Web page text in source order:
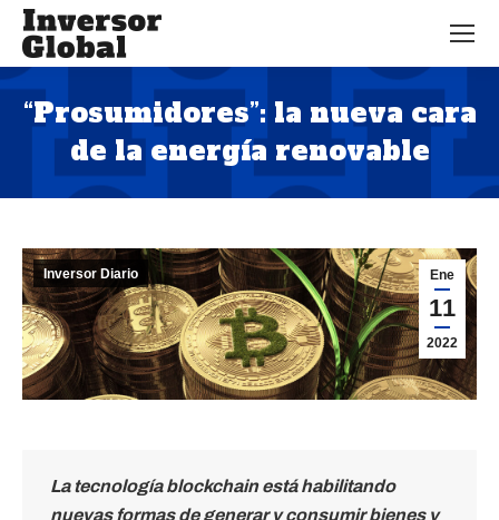
“Prosumidores”: la nueva cara
de la energía renovable
Estás aquí:
Ene
11
2022
Inversor Diario
La tecnología blockchain está habilitando
nuevas formas de generar y consumir bienes y